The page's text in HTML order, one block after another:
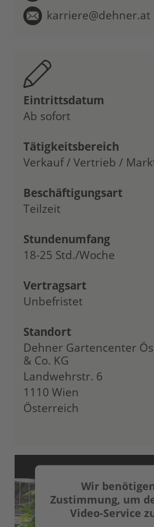
karriere@dehner.at
Eintrittsdatum
Ab sofort
Tätigkeitsbereich
Verkauf / Vertrieb /
Beschäftigungsart
Teilzeit
Stundenumfang
18-25 Std./Woche
Vertragsart
Unbefristet
Standort
Dehner Gartencenter
& Co. KG
Landwehrstr. 6
1110 Wien
Österreich
Wir
Zustimmung, um
Video-Service